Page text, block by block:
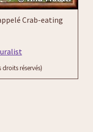
Crab-eating
droits réservés)